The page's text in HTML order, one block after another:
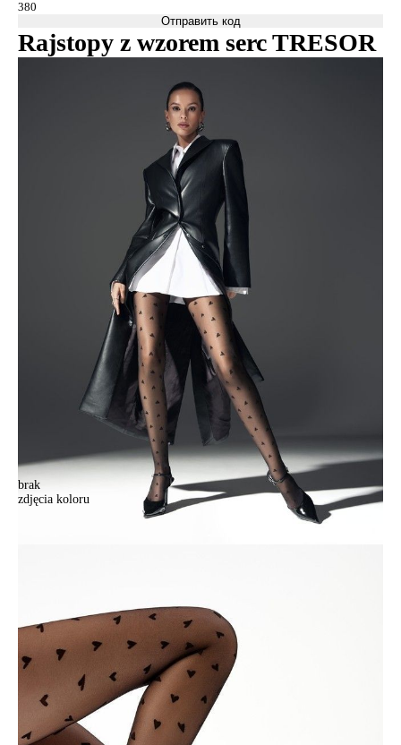
Отправить код
Rajstopy z wzorem serc TRESOR
brak
zdjęcia koloru
Rajstopy damskie CONTE ELEGANT TRESOR, r.2, nero
Rajstopy damskie CONTE ELEGANT TRESOR, r.2, nero
Tabela rozmiarów
2
4
5
DODAJ DO KOSZYKA